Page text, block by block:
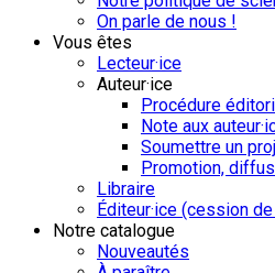
On parle de nous !
Vous êtes
Lecteur·ice
Auteur·ice
Procédure
Note aux
Soumettre un
Promotion,
Libraire
Éditeur·ice (cession
Notre catalogue
Nouveautés